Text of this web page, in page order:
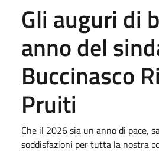
Gli auguri di
anno del
Buccinasco
Pruiti
Che il 2026 sia un anno di pace,
soddisfazioni per tutta la nostra